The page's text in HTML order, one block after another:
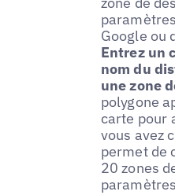
Google ou
Entrez un
nom du
une zone
polygone
carte pour
vous avez
permet de
20 zones